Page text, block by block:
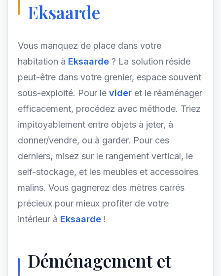
Eksaarde
Vous manquez de place dans votre
habitation à Eksaarde ? La solution réside
peut-être dans votre grenier, espace souvent
sous-exploité. Pour le vider et le réaménager
efficacement, procédez avec méthode. Triez
impitoyablement entre objets à jeter, à
donner/vendre, ou à garder. Pour ces
derniers, misez sur le rangement vertical, le
self-stockage, et les meubles et accessoires
malins. Vous gagnerez des mètres carrés
précieux pour mieux profiter de votre
intérieur à Eksaarde !
Déménagement et